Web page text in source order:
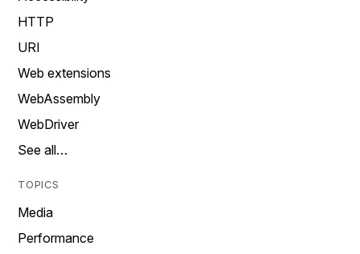
HTTP
URI
Web extensions
WebAssembly
WebDriver
See all…
TOPICS
Media
Performance